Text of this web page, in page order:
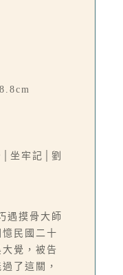
坐牢記│劉
遇摸骨大師
民國二十
覺，被告
了這關，